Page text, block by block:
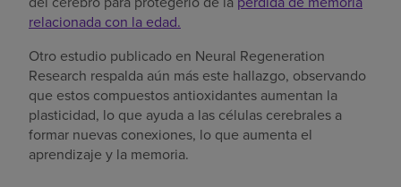
relacionada con la edad.
Otro estudio publicado en Neural Regeneration
Research respalda aún más este hallazgo, observando
que estos compuestos antioxidantes aumentan la
plasticidad, lo que ayuda a las células cerebrales a
formar nuevas conexiones, lo que aumenta el
aprendizaje y la memoria.